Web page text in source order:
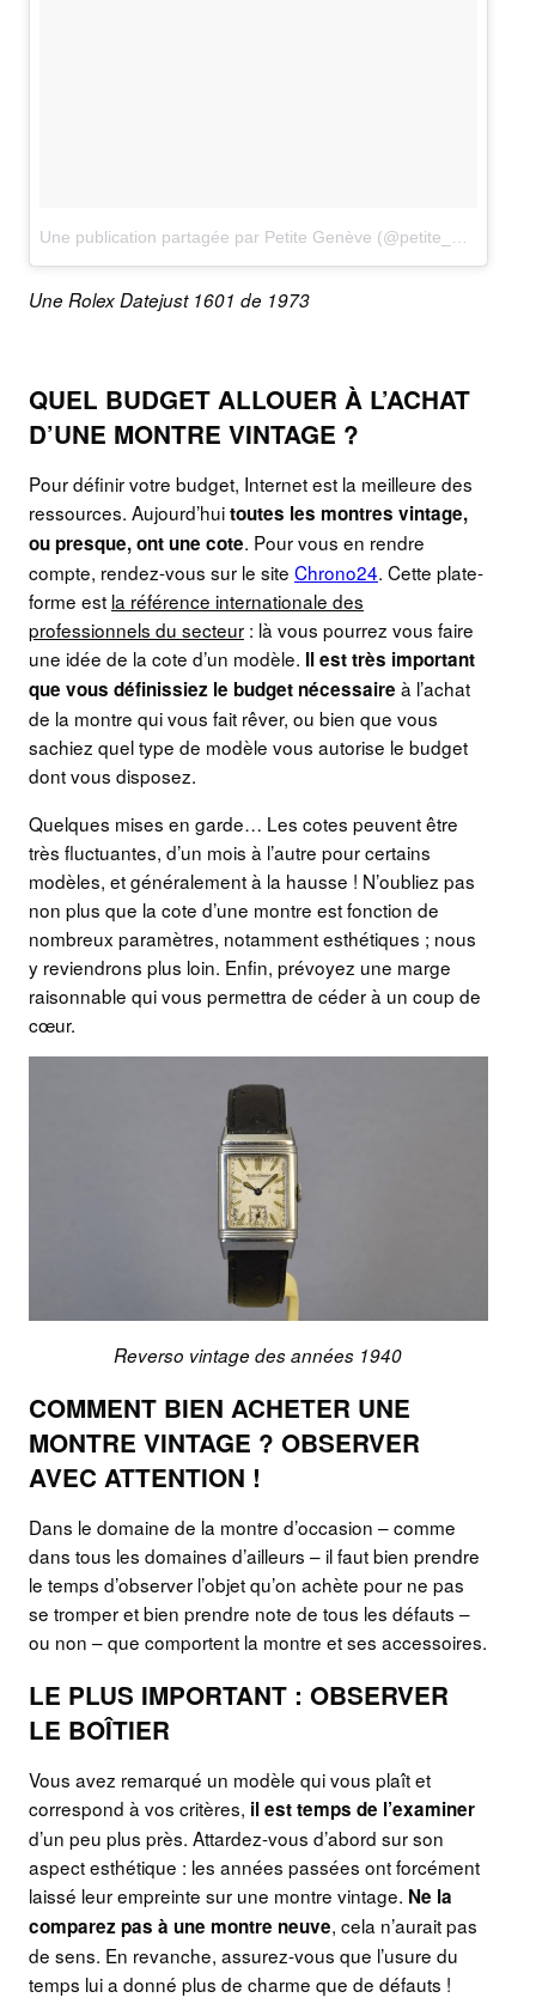
Une publication partagée par Petite Genève (@petite_geneve)
Une Rolex Datejust 1601 de 1973
QUEL BUDGET ALLOUER À L’ACHAT
D’UNE MONTRE VINTAGE ?
Pour définir votre budget, Internet est la meilleure des
ressources. Aujourd’huitoutes les montres vintage,
ou presque, ont une cote. Pour vous en rendre
compte, rendez-vous sur le site Chrono24. Cette plate-
forme est la référence internationale des
professionnels du secteur : là vous pourrez vous faire
une idée de la cote d’un modèle. Il est très important
que vous définissiez le budget nécessaire à l’achat
de la montre qui vous fait rêver, ou bien que vous
sachiez quel type de modèle vous autorise le budget
dont vous disposez.
Quelques mises en garde… Les cotes peuvent être
très fluctuantes, d’un mois à l’autre pour certains
modèles, et généralement à la hausse ! N’oubliez pas
non plus que la cote d’une montre est fonction de
nombreux paramètres, notamment esthétiques ; nous
y reviendrons plus loin. Enfin, prévoyez une marge
raisonnable qui vous permettra de céder à un coup de
cœur.
Reverso vintage des années 1940
COMMENT BIEN ACHETER UNE
MONTRE VINTAGE ? OBSERVER
AVEC ATTENTION !
Dans le domaine de la montre d’occasion – comme
dans tous les domaines d’ailleurs – il faut bien prendre
le temps d’observer l’objet qu’on achète pour ne pas
se tromper et bien prendre note de tous les défauts –
ou non – que comportent la montre et ses accessoires.
LE PLUS IMPORTANT : OBSERVER
LE BOÎTIER
Vous avez remarqué un modèle qui vous plaît et
correspond à vos critères, il est temps de l’examiner
d’un peu plus près. Attardez-vous d’abord sur son
aspect esthétique : les années passées ont forcément
laissé leur empreinte sur une montre vintage. Ne la
comparez pas à une montre neuve, cela n’aurait pas
de sens. En revanche, assurez-vous que l’usure du
temps lui a donné plus de charme que de défauts !